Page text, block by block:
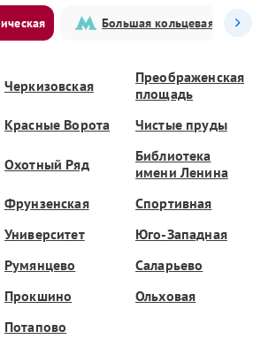
Большая кольцевая
Черкизовская
Преображенская
площадь
Красные Ворота Чистые пруды
Охотный Ряд
Библиотека
имени Ленина
Фрунзенская
Спортивная
Университет
Юго-Западная
Румянцево
Саларьево
Прокшино
Ольховая
Потапово